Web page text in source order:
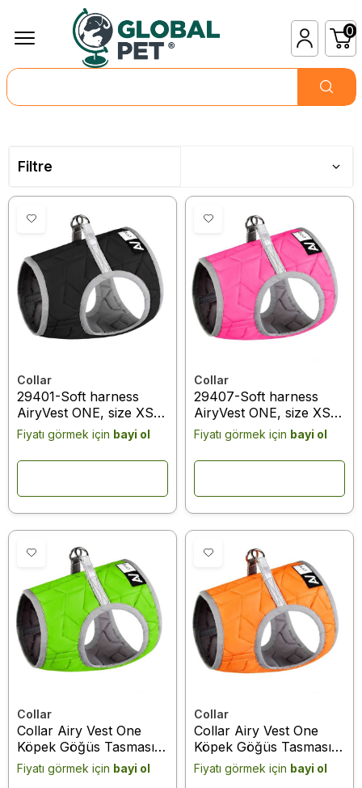
0
Filtre
Collar
29401-Soft harness
AiryVest ONE, size XS4
black
Fiyatı görmek için bayi ol
Collar
29407-Soft harness
AiryVest ONE, size XS4
pink
Fiyatı görmek için bayi ol
Collar
Collar Airy Vest One
Köpek Göğüs Tasması
XS4 Yeşil (29405)
Fiyatı görmek için bayi ol
Collar
Collar Airy Vest One
Köpek Göğüs Tasması
XS4 Turuncu (29404)
Fiyatı görmek için bayi ol